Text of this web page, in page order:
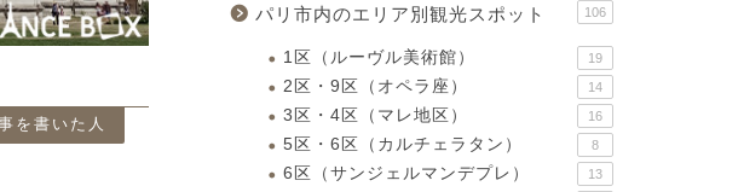
を書いた人
パリ市内のエリア別観光スポット 106
1区（ルーヴル美術館） 19
2区・9区（オペラ座） 14
3区・4区（マレ地区） 16
5区・6区（カルチェラタン） 8
6区（サンジェルマンデプレ） 13